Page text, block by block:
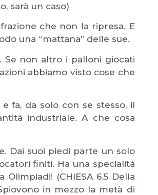
sarà un caso)
che non la ripresa. E
una “mattana” delle sue.
Se non altro i palloni giocati
abbiamo visto cose che
fa, da solo con se stesso, il
industriale. A che cosa
Dai suoi piedi parte un solo
finiti. Ha una specialità
(CHIESA 6,5 Della
in mezzo la metà di